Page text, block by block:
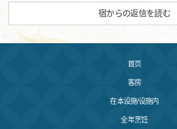
宿からの返信を読む
首页
客房
在本设施/设施内
全年烹饪